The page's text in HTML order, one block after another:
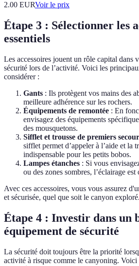
2.00 EURVoir le prix
Étape 3 : Sélectionner les
essentiels
Les accessoires jouent un rôle capital dans
sécurité lors de l’activité. Voici les
considérer :
Gants : Ils protègent vos mains des
meilleure adhérence sur les rochers.
Équipements de remontée : En
envisagez des équipements
des mousquetons.
Sifflet et trousse de premiers
sifflet permet d’appeler à l’aide et la
indispensable pour les petits bobos.
Lampes étanches : Si vous
ou des zones sombres, l’éclairage est
Avec ces accessoires, vous vous assurez
et sécurisée, quel que soit le canyon exploré.
Étape 4 : Investir dans un
équipement de sécurité
La sécurité doit toujours être la priorité
activité à risque comme le canyoning. Voici